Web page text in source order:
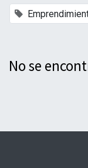
No se